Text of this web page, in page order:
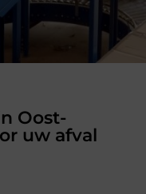
Oost-
uw afval